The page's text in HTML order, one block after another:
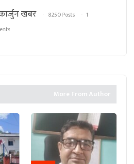
खबर 8250 Posts
1
More From Author